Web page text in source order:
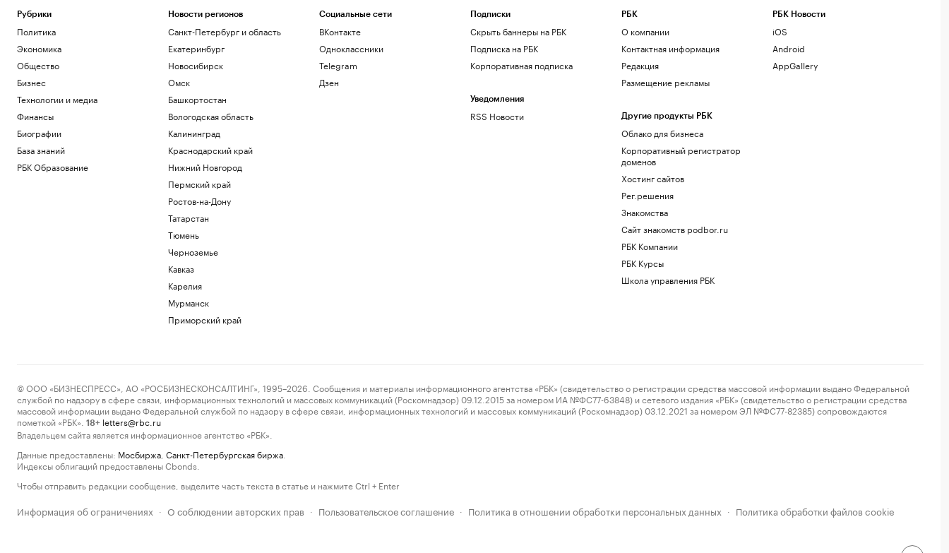
Инфантино после идеи о продаже доли
ЧМ
Спорт
«Тактическая нищета»: как бизнес
имитирует нехватку денег ради выгоды
Образование
поддержки российских дизайнерских
брендов
Компании
Рубрики
Политика
Экономика
Общество
Бизнес
Технологии и медиа
Финансы
Биографии
База знаний
РБК Образование
Новости регионов
Санкт-Петербург и область
Екатеринбург
Новосибирск
Омск
Башкортостан
Вологодская область
Калининград
Краснодарский край
Нижний Новгород
Пермский край
Ростов-на-Дону
Татарстан
Тюмень
Черноземье
Кавказ
Карелия
Мурманск
Приморский край
Социальные сети
ВКонтакте
Одноклассники
Telegram
Дзен
Подписки
Скрыть баннеры на РБК
Подписка на РБК
Корпоративная подписка
Уведомления
RSS Новости
РБК
О компании
Контактная информация
Редакция
Размещение рекламы
Другие продукты РБК
Облако для бизнеса
Корпоративный регистратор
доменов
Хостинг сайтов
Рег.решения
Знакомства
Сайт знакомств podbor.ru
РБК Компании
РБК Курсы
Школа управления РБК
РБК Новости
iOS
Android
AppGallery
© ООО «БИЗНЕСПРЕСС», АО «РОСБИЗНЕСКОНСАЛТИНГ», 1995–2026. Сообщения и материалы информационного агентства «РБК» (свидетельство о регистрации средства массовой информации выдано Федеральной
службой по надзору в сфере связи, информационных технологий и массовых коммуникаций (Роскомнадзор) 09.12.2015 за номером ИА №ФС77-63848) и сетевого издания «РБК» (свидетельство о регистрации средства
массовой информации выдано Федеральной службой по надзору в сфере связи, информационных технологий и массовых коммуникаций (Роскомнадзор) 03.12.2021 за номером ЭЛ №ФС77-82385) сопровождаются
пометкой «РБК».
18+ letters@rbc.ru
Владельцем сайта является информационное агентство «РБК».
Данные предоставлены: Мосбиржа Санкт-Петербургская биржа
Индексы облигаций предоставлены Cbonds.
Чтобы отправить редакции сообщение, выделите часть текста в статье и нажмите Ctrl + Enter
Информация об ограничениях · О соблюдении авторских прав · Пользовательское соглашение · Политика в отношении обработки персональных данных · Политика обработки файлов cookie